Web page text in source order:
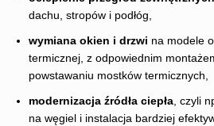
dachu, stropów i podłóg,
wymiana okien i drzwi na modele
termicznej, z odpowiednim
powstawaniu mostków termicznych,
modernizacja źródła ciepła , czyli
na węgiel i instalacja bardziej